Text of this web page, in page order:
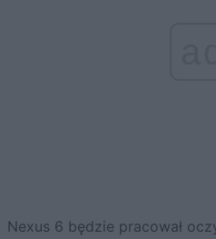
Nexus 6 będzie pracował